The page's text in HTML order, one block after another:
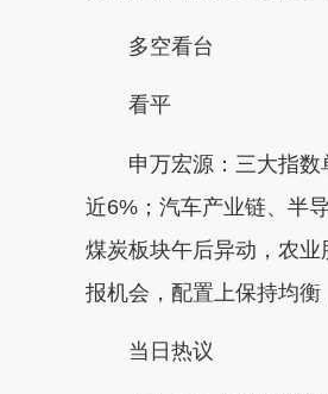
多空看台
看平
申万宏源：三大指数单
近6%；汽车产业链、半
煤炭板块午后异动，农
报机会，配置上保持均衡
当日热议